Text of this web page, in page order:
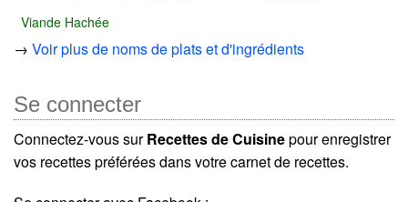
Viande Hachée
→ Voir plus de noms de plats et d'ingrédients
Se connecter
Connectez-vous surRecettes de Cuisinepour enregistrer
vos recettes préférées dans votre carnet de recettes.